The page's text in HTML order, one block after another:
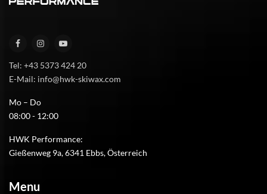
Tel: +43 5373 424 20
E-Mail: info@hwk-skiwax.com
Mo – Do
08:00 - 12:00
HWK Performance:
Gießenweg 9a, 6341 Ebbs, Österreich
Menu